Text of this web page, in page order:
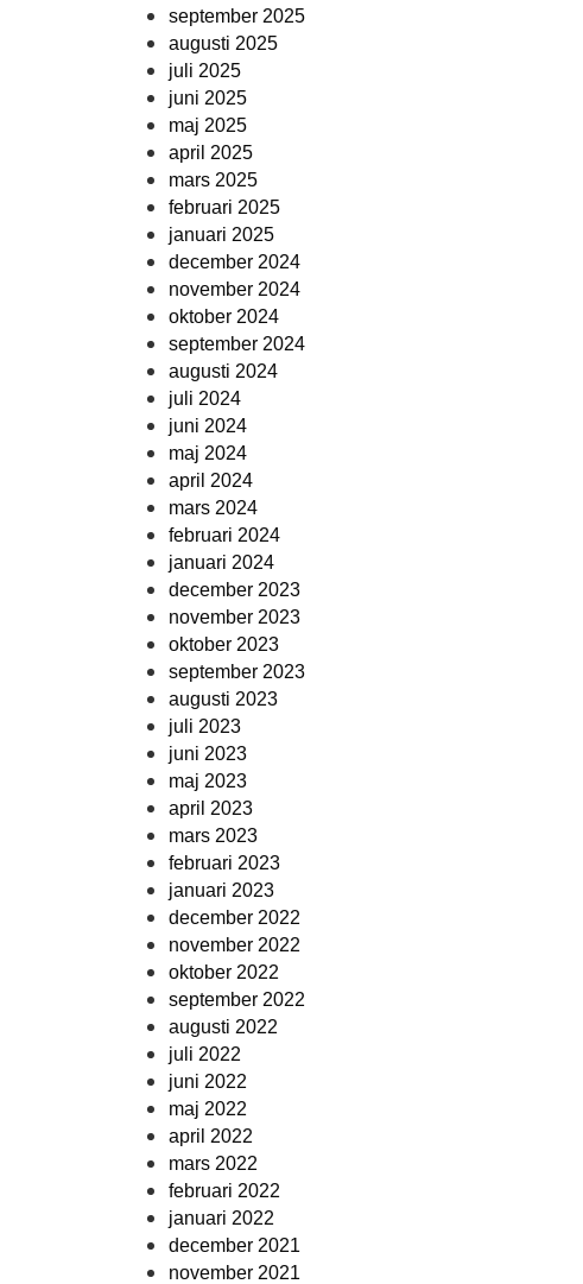
september 2025
augusti 2025
juli 2025
juni 2025
maj 2025
april 2025
mars 2025
februari 2025
januari 2025
december 2024
november 2024
oktober 2024
september 2024
augusti 2024
juli 2024
juni 2024
maj 2024
april 2024
mars 2024
februari 2024
januari 2024
december 2023
november 2023
oktober 2023
september 2023
augusti 2023
juli 2023
juni 2023
maj 2023
april 2023
mars 2023
februari 2023
januari 2023
december 2022
november 2022
oktober 2022
september 2022
augusti 2022
juli 2022
juni 2022
maj 2022
april 2022
mars 2022
februari 2022
januari 2022
december 2021
november 2021